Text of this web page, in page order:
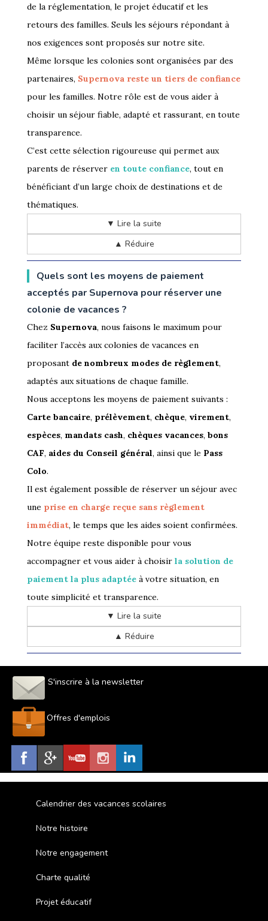
de la réglementation, le projet éducatif et les
retours des familles. Seuls les séjours répondant à
nos exigences sont proposés sur notre site.
Même lorsque les colonies sont organisées par des
partenaires, Supernova reste un tiers de confiance
pour les familles. Notre rôle est de vous aider à
choisir un séjour fiable, adapté et rassurant, en toute
transparence.
C’est cette sélection rigoureuse qui permet aux
parents de réserver en toute confiance, tout en
bénéficiant d’un large choix de destinations et de
thématiques.
▼ Lire la suite
▲ Réduire
Quels sont les moyens de paiement
acceptés par Supernova pour réserver une
colonie de vacances ?
Chez Supernova, nous faisons le maximum pour
faciliter l’accès aux colonies de vacances en
proposant de nombreux modes de règlement,
adaptés aux situations de chaque famille.
Nous acceptons les moyens de paiement suivants :
Carte bancaire, prélèvement, chèque, virement,
espèces, mandats cash, chèques vacances, bons
CAF, aides du Conseil général, ainsi que le Pass
Colo.
Il est également possible de réserver un séjour avec
une prise en charge reçue sans règlement
immédiat, le temps que les aides soient confirmées.
Notre équipe reste disponible pour vous
accompagner et vous aider à choisir la solution de
paiement la plus adaptée à votre situation, en
toute simplicité et transparence.
▼ Lire la suite
▲ Réduire
S'inscrire à la newsletter
Offres d'emplois
Calendrier des vacances scolaires
Notre histoire
Notre engagement
Charte qualité
Projet éducatif